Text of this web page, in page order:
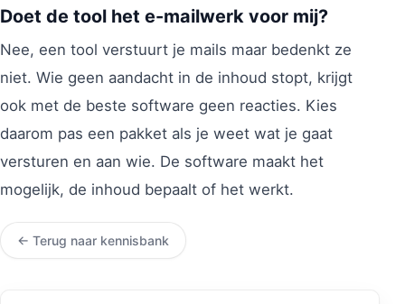
Doet de tool het e-mailwerk voor mij?
Nee, een tool verstuurt je mails maar bedenkt ze
niet. Wie geen aandacht in de inhoud stopt, krijgt
ook met de beste software geen reacties. Kies
daarom pas een pakket als je weet wat je gaat
versturen en aan wie. De software maakt het
mogelijk, de inhoud bepaalt of het werkt.
← Terug naar kennisbank